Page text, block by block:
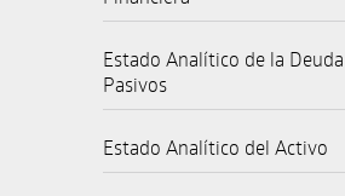
Estado Analítico de la
Pasivos
Estado Analítico del Activo